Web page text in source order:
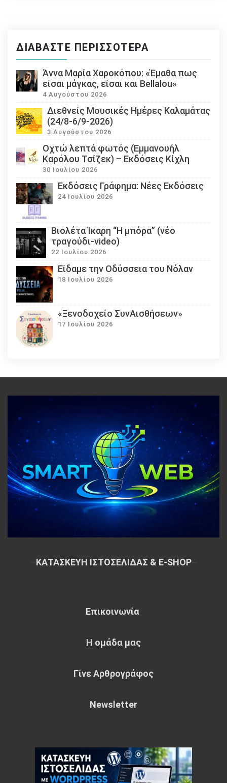
ΔΙΑΒΆΣΤΕ ΠΕΡΙΣΣΌΤΕΡΑ
Άννα Μαρία Χαροκόπου: «Έμαθα πως
είσαι μάγκας, είσαι και Bellalou»
4 Αυγούστου 2026
Διεθνείς Μουσικές Ημέρες Καλαμάτας
(24/8-6/9-2026)
3 Αυγούστου 2026
Οχτώ λεπτά φωτός (Εμμανουήλ
Καρόλου Τσίζεκ) – Εκδόσεις Κίχλη
30 Ιουλίου 2026
Εκδόσεις Γράφημα: Νέες Εκδόσεις
24 Ιουλίου 2026
Βιολέτα Ίκαρη “Η μπόρα” (νέο
τραγούδι-video)
22 Ιουλίου 2026
Eίδαμε την Οδύσσεια του Νόλαν
18 Ιουλίου 2026
«Ξενοδοχείο ΣυνΑισθήσεων»
17 Ιουλίου 2026
ΚΑΤΑΣΚΕΥΗ ΙΣΤΟΣΕΛΙΔΑΣ & E-SHOP~
Επικοινωνία
Η ομάδα μας
Γίνε Αρθρογράφος
Newsletter